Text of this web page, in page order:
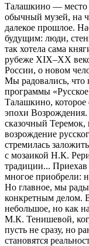
Талашкино — место
обычный музей, на
далекое прошлое.
будущим: люди,
так хотела сама
рубеже XIX–XX
России, о новом
Мы радовались, что
программы
Талашкино,
эпохи Возрождения.
сказочный Теремок,
возрождение
стремилась
с мозаикой Н.К.
традиции...
многое приобрели:
Но главное, мы
конкретным делом.
небольшое, но как
М.К. Тенишевой,
пусть не сразу, но
становятся